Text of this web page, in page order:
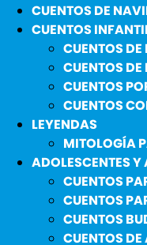
CUENTOS DE
CUENTOS
CUENTOS
CUENTOS DE
CUENTOS
CUENTOS
LEYENDAS
MITOLOGÍA
ADOLESCENTES Y
CUENTOS
CUENTOS
CUENTOS
CUENTOS